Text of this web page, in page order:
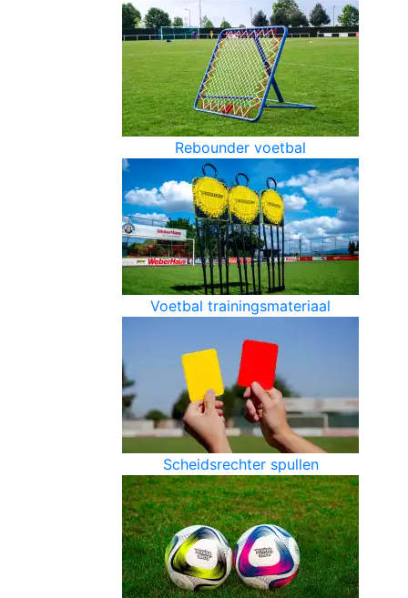
Rebounder voetbal
Voetbal trainingsmateriaal
Scheidsrechter spullen